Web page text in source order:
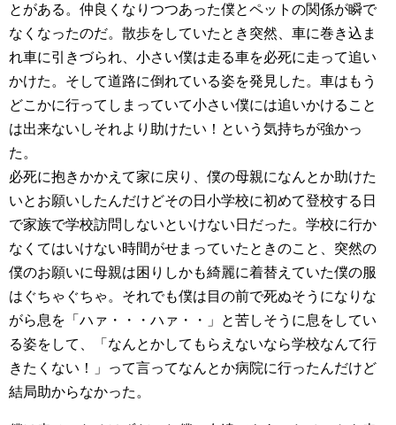
とがある。仲良くなりつつあった僕とペットの関係が瞬で
なくなったのだ。散歩をしていたとき突然、車に巻き込ま
れ車に引きづられ、小さい僕は走る車を必死に走って追い
かけた。そして道路に倒れている姿を発見した。車はもう
どこかに行ってしまっていて小さい僕には追いかけること
は出来ないしそれより助けたい！という気持ちが強かっ
た。
必死に抱きかかえて家に戻り、僕の母親になんとか助けた
いとお願いしたんだけどその日小学校に初めて登校する日
で家族で学校訪問しないといけない日だった。学校に行か
なくてはいけない時間がせまっていたときのこと、突然の
僕のお願いに母親は困りしかも綺麗に着替えていた僕の服
はぐちゃぐちゃ。それでも僕は目の前で死ぬそうになりな
がら息を「ハァ・・・ハァ・・」と苦しそうに息をしてい
る姿をして、「なんとかしてもらえないなら学校なんて行
きたくない！」って言ってなんとか病院に行ったんだけど
結局助からなかった。